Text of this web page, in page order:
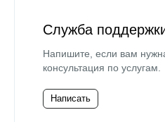
Служба
Напишите, если вам
консультация по услугам.
Написать